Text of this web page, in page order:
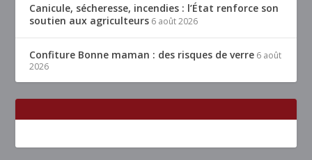
Canicule, sécheresse, incendies : l’État renforce son
soutien aux agriculteurs 6 août 2026
Confiture Bonne maman : des risques de verre 6 août
2026